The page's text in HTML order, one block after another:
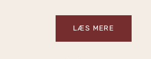
LÆS MERE